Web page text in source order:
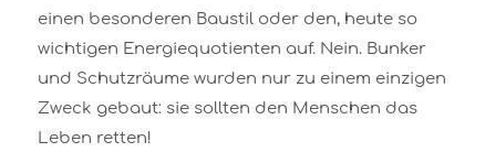
einen besonderen Baustil oder den, heute so
wichtigen Energiequotienten auf. Nein. Bunker
und Schutzräume wurden nur zu einem einzigen
Zweck gebaut: sie sollten den Menschen das
Leben retten!